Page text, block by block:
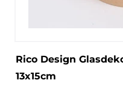
Rico Design
13x15cm